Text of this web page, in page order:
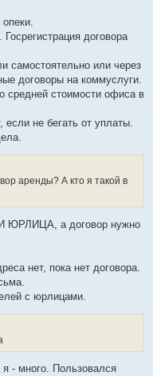
договора
самостоятельно или через
договоры на коммуслуги.
средней стоимости офиса в
не бегать от уплаты.
аренды? А кто я такой в
а договор нужно
нет, пока нет договора.
с юрлицами.
- много. Пользовался